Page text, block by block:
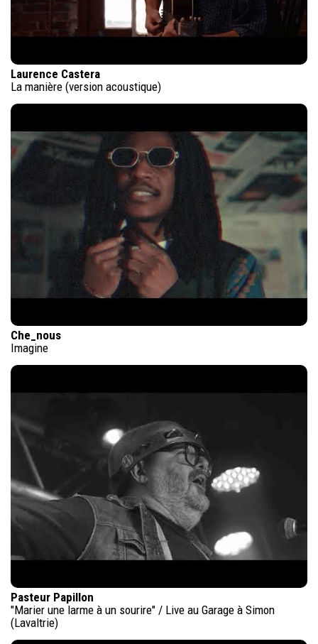
Laurence Castera
La manière (version acoustique)
Che_nous
Imagine
Pasteur Papillon
"Marier une larme à un sourire" / Live au Garage à Simon
(Lavaltrie)